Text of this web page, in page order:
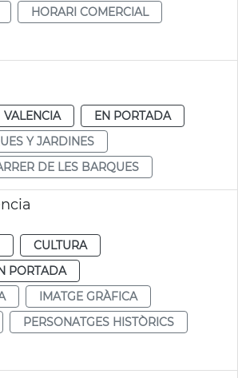
HORARI COMERCIAL
VALENCIA
EN PORTADA
Y JARDINES
DE LES BARQUES
CULTURA
PORTADA
IMATGE GRÀFICA
PERSONATGES HISTÒRICS